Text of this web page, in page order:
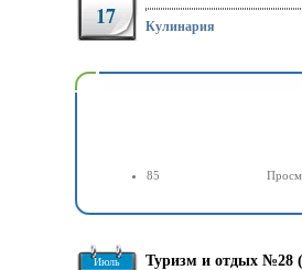
17 Кулинария
85
Июль Туризм и отдых №28